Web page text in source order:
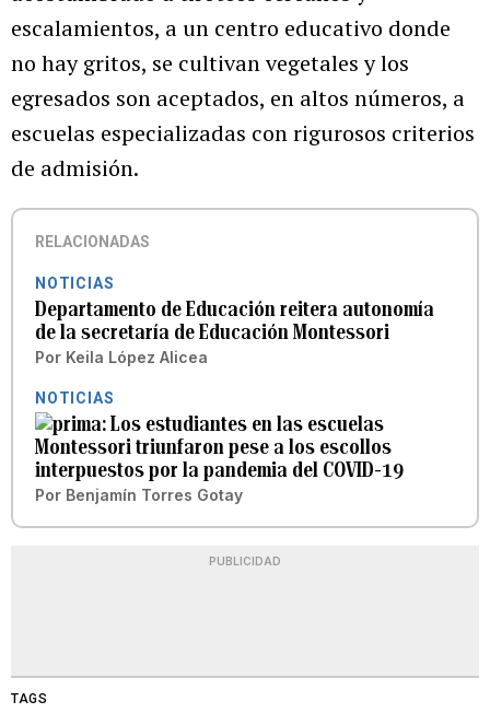
escalamientos, a un centro educativo donde
no hay gritos, se cultivan vegetales y los
egresados son aceptados, en altos números, a
escuelas especializadas con rigurosos criterios
de admisión.
RELACIONADAS
NOTICIAS
Departamento de Educación reitera autonomía
de la secretaría de Educación Montessori
Por Keila López Alicea
NOTICIAS
Los estudiantes en las escuelas
Montessori triunfaron pese a los escollos
interpuestos por la pandemia del COVID-19
Por Benjamín Torres Gotay
PUBLICIDAD
TAGS